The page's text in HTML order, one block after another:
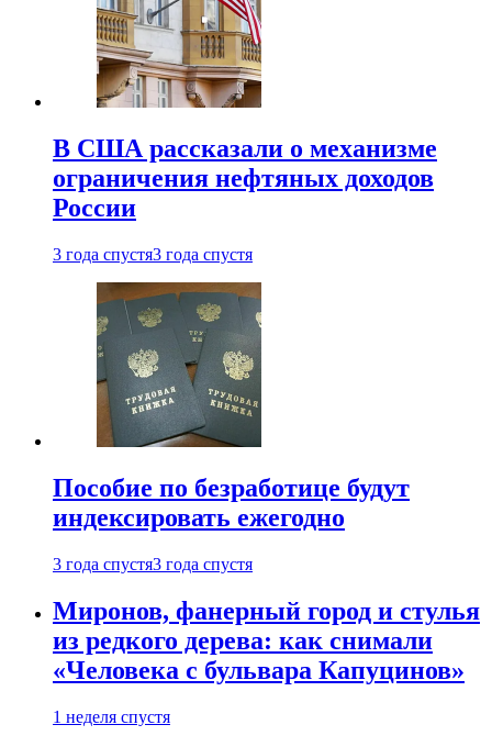
В США рассказали о механизме
ограничения нефтяных доходов
России
3 года спустя3 года спустя
Пособие по безработице будут
индексировать ежегодно
3 года спустя3 года спустя
Миронов, фанерный город и стулья
из редкого дерева: как снимали
«Человека с бульвара Капуцинов»
1 неделя спустя